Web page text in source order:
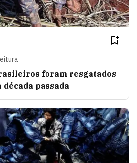
foram resgatados
passada